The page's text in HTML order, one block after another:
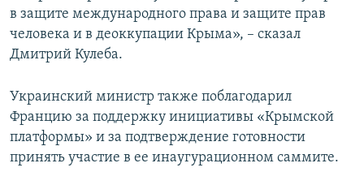
в защите международного права и защите прав
человека и в деоккупации Крыма», – сказал
Дмитрий Кулеба.
Украинский министр также поблагодарил
Францию за поддержку инициативы «Крымской
платформы» и за подтверждение готовности
принять участие в ее инаугурационном саммите.